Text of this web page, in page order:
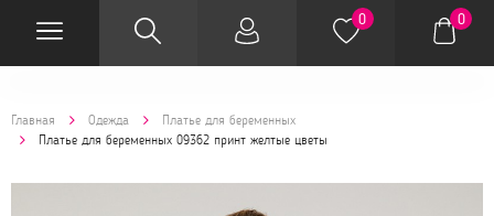
0 0
Главная Одежда
Платье для беременных
Платье для беременных 09362 принт желтые цветы